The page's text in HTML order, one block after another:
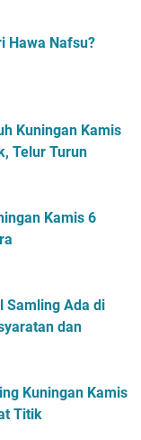
Hawa Nafsu?
Kuningan Kamis
Telur Turun
Kamis 6
Samling Ada di
dan
Kuningan Kamis
Titik